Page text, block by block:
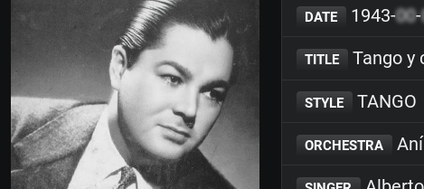
DATE 1943-00-
TITLE Tango y
STYLE TANGO
ORCHESTRA